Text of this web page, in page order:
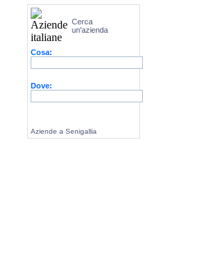
Cerca
un'azienda
Cosa:
Dove:
Aziende a Senigallia